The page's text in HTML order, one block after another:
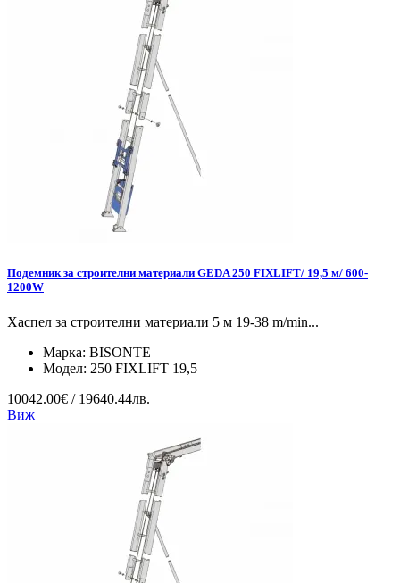
Подемник за строителни материали GEDA 250 FIXLIFT/ 19,5 м/ 600-
1200W
Хаспел за строителни материали 5 м 19-38 m/min...
Марка: BISONTE
Модел: 250 FIXLIFT 19,5
10042.00€ / 19640.44лв.
Виж